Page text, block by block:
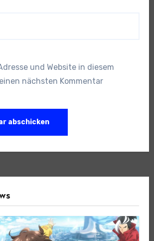
und Website in diesem
nächsten Kommentar